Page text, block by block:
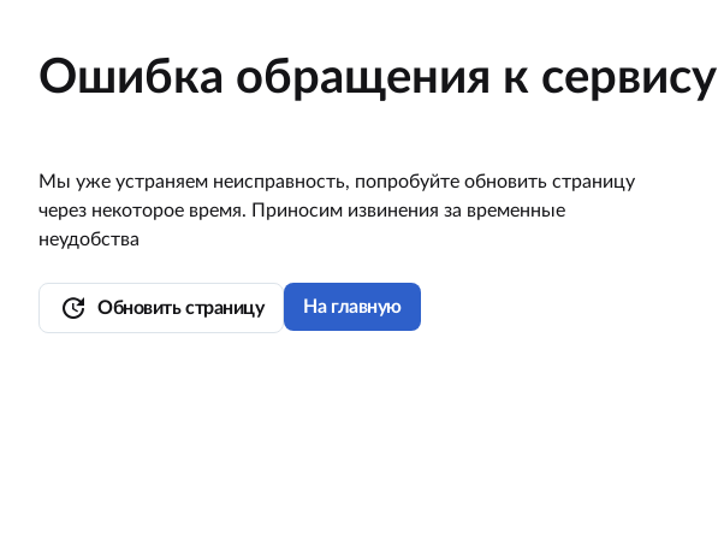
Ошибка обращения к сервису
Мы уже устраняем неисправность, попробуйте обновить страницу
через некоторое время. Приносим извинения за временные
неудобства
update Обновить страницу На главную